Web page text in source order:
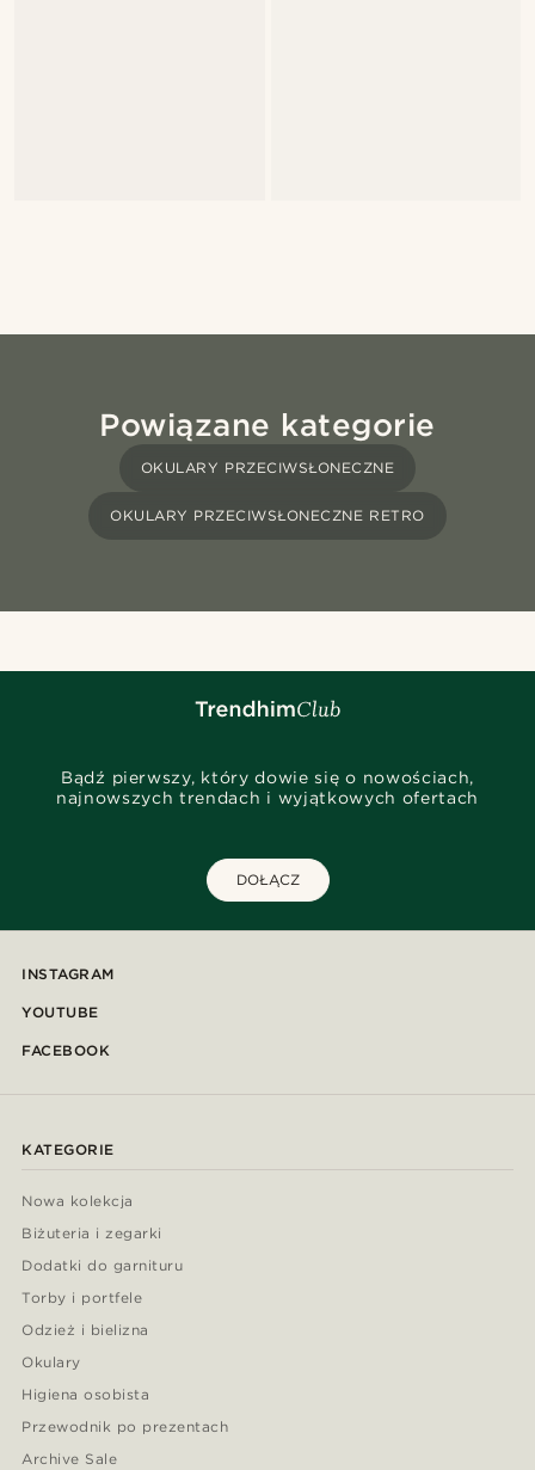
Powiązane kategorie
OKULARY PRZECIWSŁONECZNE
OKULARY PRZECIWSŁONECZNE RETRO
Bądź pierwszy, który dowie się o nowościach,
najnowszych trendach i wyjątkowych ofertach
DOŁĄCZ
INSTAGRAM
YOUTUBE
FACEBOOK
KATEGORIE
Nowa kolekcja
Biżuteria i zegarki
Dodatki do garnituru
Torby i portfele
Odzież i bielizna
Okulary
Higiena osobista
Przewodnik po prezentach
Archive Sale